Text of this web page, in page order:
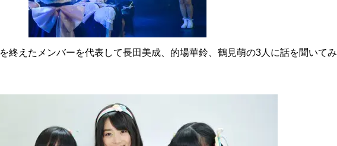
終えたメンバーを代表して長田美成、的場華鈴、鶴見萌の3人に話を聞いてみ